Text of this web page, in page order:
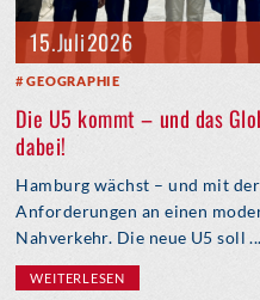
15. Juli 2026
GEOGRAPHIE
Die U5 kommt – und das
dabei!
Hamburg wächst – und mit
Anforderungen an einen
Nahverkehr. Die neue U5 soll ...
WEITERLESEN